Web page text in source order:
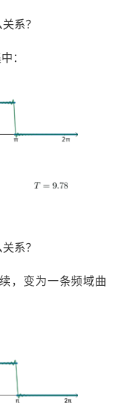
：
，变为一条频域曲